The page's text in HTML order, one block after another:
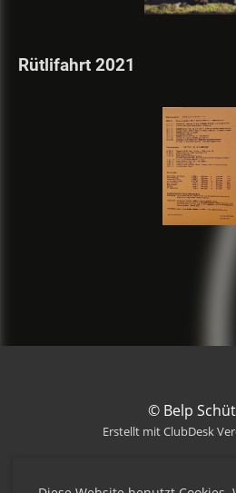
Rütlifahrt 2021
© Belp
Erstellt mit ClubDesk